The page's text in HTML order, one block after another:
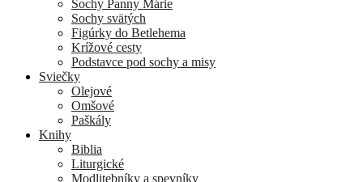
Sochy Panny Márie
Sochy svätých
Figúrky do Betlehema
Krížové cesty
Podstavce pod sochy a misy
Sviečky
Olejové
Omšové
Paškály
Knihy
Biblia
Liturgické
Modlitebníky a spevníky